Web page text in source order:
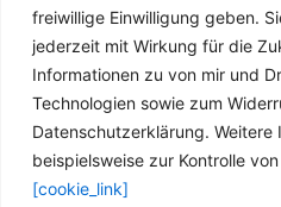
freiwillige Einwilligung geben.
jederzeit mit Wirkung für die
Informationen zu von mir und
Technologien sowie zum
Datenschutzerklärung. Weitere
beispielsweise zur Kontrolle
[cookie_link]
Copyright © 2026
für: SMART BMW VW -